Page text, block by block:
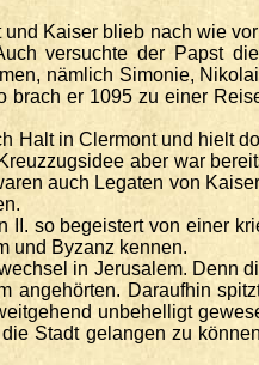
Kaiser blieb nach wie
versuchte der Papst
nämlich Simonie,
brach er 1095 zu einer
Halt in Clermont und hielt
aber war
auch Legaten von
II. so begeistert von einer
und Byzanz kennen.
in Jerusalem. Denn
angehörten. Daraufhin
unbehelligt
Stadt gelangen zu